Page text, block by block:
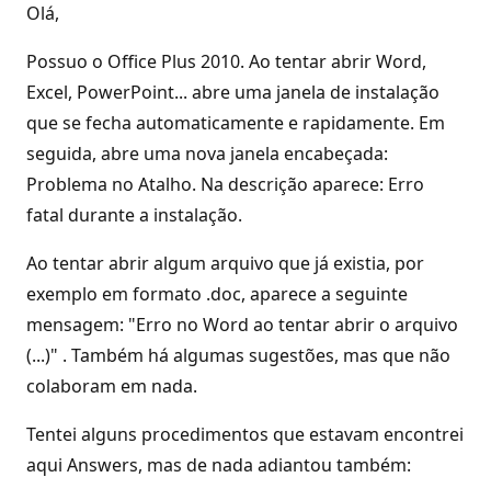
Olá,
Possuo o Office Plus 2010. Ao tentar abrir Word,
Excel, PowerPoint... abre uma janela de instalação
que se fecha automaticamente e rapidamente. Em
seguida, abre uma nova janela encabeçada:
Problema no Atalho. Na descrição aparece: Erro
fatal durante a instalação.
Ao tentar abrir algum arquivo que já existia, por
exemplo em formato .doc, aparece a seguinte
mensagem: "Erro no Word ao tentar abrir o arquivo
(...)" . Também há algumas sugestões, mas que não
colaboram em nada.
Tentei alguns procedimentos que estavam encontrei
aqui Answers, mas de nada adiantou também: